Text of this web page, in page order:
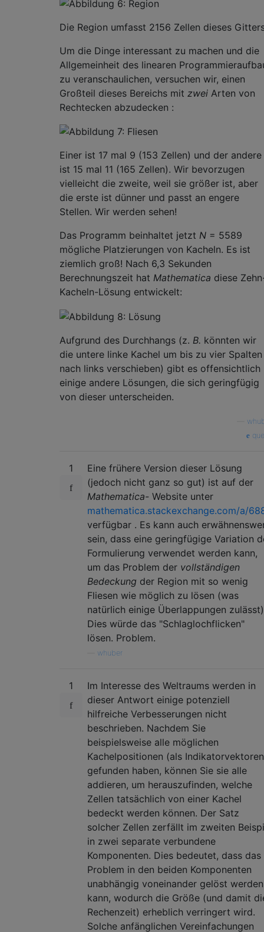
Die Region umfasst 2156 Zellen dieses
Um die Dinge interessant zu machen und die
Allgemeinheit des linearen
zu veranschaulichen, versuchen wir, einen
Großteil dieses Bereichs mit zwei Arten von
Rechtecken abzudecken :
Einer ist 17 mal 9 (153 Zellen) und der andere
ist 15 mal 11 (165 Zellen). Wir bevorzugen
vielleicht die zweite, weil sie größer ist, aber
die erste ist dünner und passt an engere
Stellen. Wir werden sehen!
Das Programm beinhaltet jetzt N = 5589
mögliche Platzierungen von Kacheln. Es ist
ziemlich groß! Nach 6,3 Sekunden
Berechnungszeit hat Mathematica diese
Kacheln-Lösung entwickelt:
Aufgrund des Durchhangs (z. B. könnten wir
die untere linke Kachel um bis zu vier Spalten
nach links verschieben) gibt es offensichtlich
einige andere Lösungen, die sich geringfügig
von dieser unterscheiden.
1
Eine frühere Version dieser Lösung
(jedoch nicht ganz so gut) ist auf der
Mathematica- Website unter
mathematica.stackexchange.com/a/
verfügbar . Es kann auch
sein, dass eine geringfügige Variation
Formulierung verwendet werden kann,
um das Problem der vollständigen
Bedeckung der Region mit so wenig
Fliesen wie möglich zu lösen (was
natürlich einige Überlappungen
Dies würde das "Schlaglochflicken"
lösen. Problem.
whuber
1
Im Interesse des Weltraums werden in
dieser Antwort einige potenziell
hilfreiche Verbesserungen nicht
beschrieben. Nachdem Sie
beispielsweise alle möglichen
Kachelpositionen (als
gefunden haben, können Sie sie alle
addieren, um herauszufinden, welche
Zellen tatsächlich von einer Kachel
bedeckt werden können. Der Satz
solcher Zellen zerfällt im zweiten
in zwei separate verbundene
Komponenten. Dies bedeutet, dass das
Problem in den beiden Komponenten
unabhängig voneinander gelöst werden
kann, wodurch die Größe (und damit
Rechenzeit) erheblich verringert wird.
Solche anfänglichen Vereinfachungen